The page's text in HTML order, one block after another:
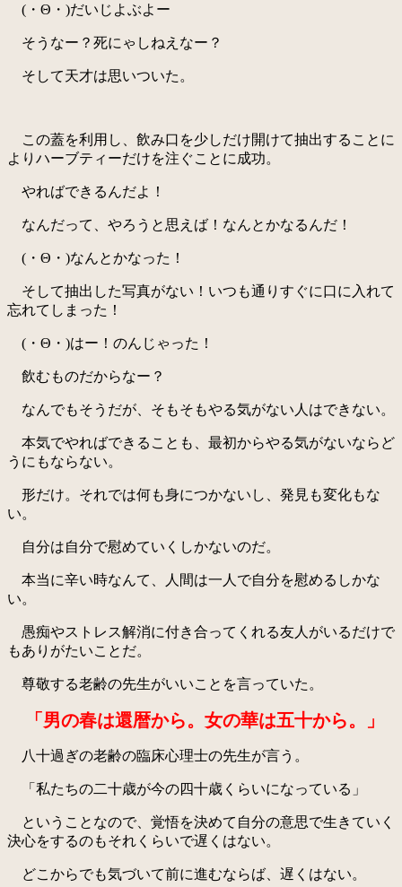
(・Θ・)だいじよぶよー
そうなー？死にゃしねえなー？
そして天才は思いついた。
この蓋を利用し、飲み口を少しだけ開けて抽出することに
よりハーブティーだけを注ぐことに成功。
やればできるんだよ！
なんだって、やろうと思えば！なんとかなるんだ！
(・Θ・)なんとかなった！
そして抽出した写真がない！いつも通りすぐに口に入れて
忘れてしまった！
(・Θ・)はー！のんじゃった！
飲むものだからなー？
なんでもそうだが、そもそもやる気がない人はできない。
本気でやればできることも、最初からやる気がないならど
うにもならない。
形だけ。それでは何も身につかないし、発見も変化もな
い。
自分は自分で慰めていくしかないのだ。
本当に辛い時なんて、人間は一人で自分を慰めるしかな
い。
愚痴やストレス解消に付き合ってくれる友人がいるだけで
もありがたいことだ。
尊敬する老齢の先生がいいことを言っていた。
「男の春は還暦から。女の華は五十から。」
八十過ぎの老齢の臨床心理士の先生が言う。
「私たちの二十歳が今の四十歳くらいになっている」
ということなので、覚悟を決めて自分の意思で生きていく
決心をするのもそれくらいで遅くはない。
どこからでも気づいて前に進むならば、遅くはない。